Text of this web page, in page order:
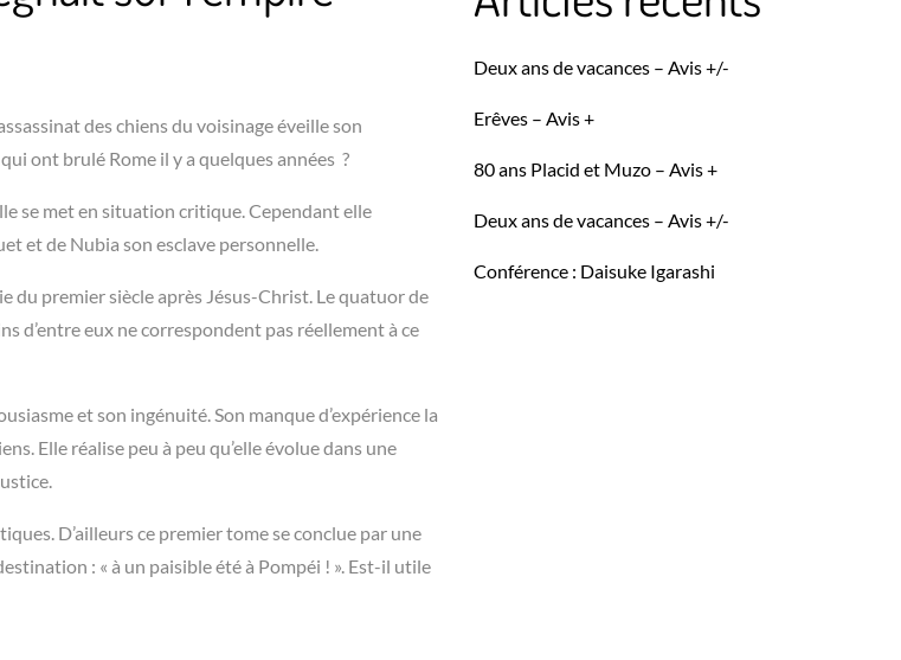
des chiens du voisinage éveille son
ont brulé Rome il y a quelques années ?
se met en situation critique. Cependant elle
et de Nubia son esclave personnelle.
du premier siècle après Jésus-Christ. Le quatuor de
d’entre eux ne correspondent pas réellement à ce
et son ingénuité. Son manque d’expérience la
Elle réalise peu à peu qu’elle évolue dans une
D’ailleurs ce premier tome se conclue par une
: « à un paisible été à Pompéi ! ». Est-il utile
Deux ans de vacances – Avis +/-
Erêves – Avis +
80 ans Placid et Muzo – Avis +
Deux ans de vacances – Avis +/-
Conférence : Daisuke Igarashi